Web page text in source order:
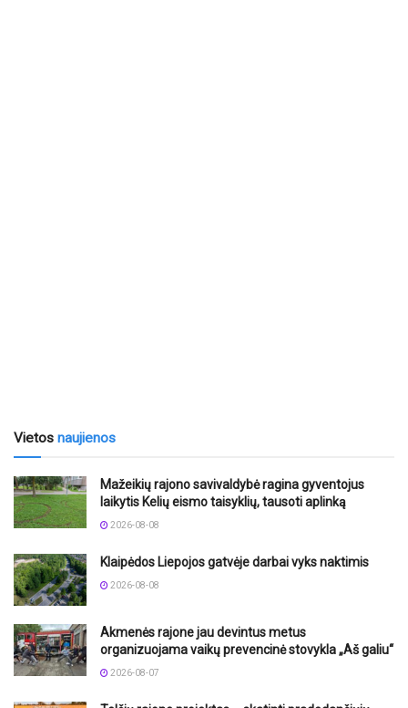
Vietos naujienos
Mažeikių rajono savivaldybė ragina gyventojus
laikytis Kelių eismo taisyklių, tausoti aplinką
2026-08-08
Klaipėdos Liepojos gatvėje darbai vyks naktimis
2026-08-08
Akmenės rajone jau devintus metus
organizuojama vaikų prevencinė stovykla „Aš galiu“
2026-08-07